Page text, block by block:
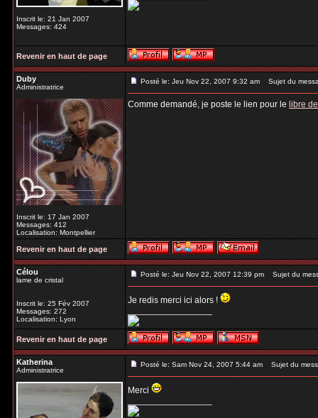
Inscrit le: 21 Jan 2007
Messages: 424
Revenir en haut de page
Duby
Administratrice
Inscrit le: 17 Jan 2007
Messages: 412
Localisation: Montpellier
Posté le: Jeu Nov 22, 2007 9:32 am Sujet du
Comme demandé, je poste le lien pour lelibre
Revenir en haut de page
Célou
lame de cristal
Inscrit le: 25 Fév 2007
Messages: 272
Localisation: Lyon
Posté le: Jeu Nov 22, 2007 12:39 pm Sujet du
Je redis merci ici alors !
_________________
Revenir en haut de page
Katherina
Administratrice
Posté le: Sam Nov 24, 2007 5:44 am Sujet du
Merci
_________________